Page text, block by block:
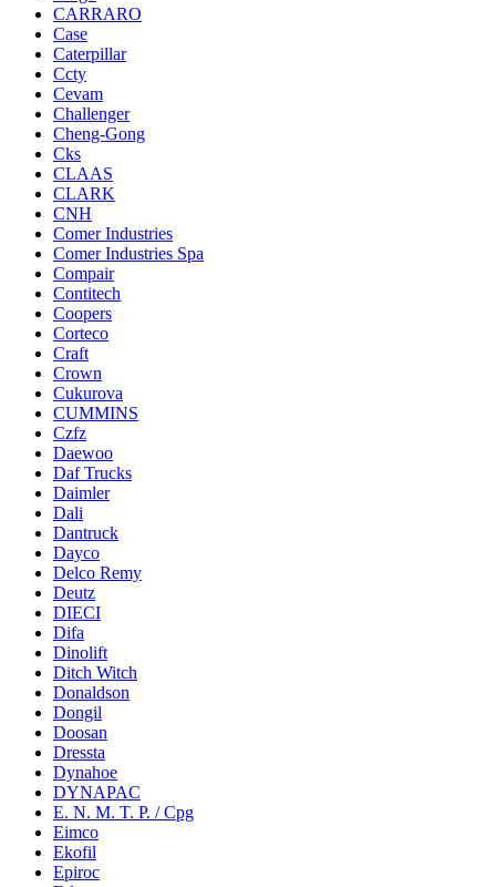
CARRARO
Case
Caterpillar
Ccty
Cevam
Challenger
Cheng-Gong
Cks
CLAAS
CLARK
CNH
Comer Industries
Comer Industries Spa
Compair
Contitech
Coopers
Corteco
Craft
Crown
Cukurova
CUMMINS
Czfz
Daewoo
Daf Trucks
Daimler
Dali
Dantruck
Dayco
Delco Remy
Deutz
DIECI
Difa
Dinolift
Ditch Witch
Donaldson
Dongil
Doosan
Dressta
Dynahoe
DYNAPAC
E. N. M. T. P. / Cpg
Eimco
Ekofil
Epiroc